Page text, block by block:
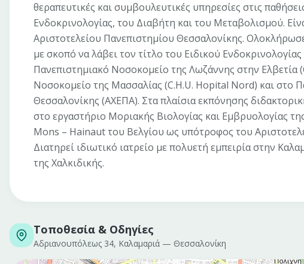
θεραπευτικές και συμβουλευτικές υπηρεσίες στις
Ενδοκρινολογίας, του Διαβήτη και του Μεταβολισμού.
Αριστοτελείου Πανεπιστημίου Θεσσαλονίκης.
με σκοπό να λάβει τον τίτλο του Ειδικού
Πανεπιστημιακό Νοσοκομείο της Λωζάννης στην Ελβετία
Νοσοκομείο της Μασσαλίας (C.H.U. Hopital Nord) και στο
Θεσσαλονίκης (ΑΧΕΠΑ). Στα πλαίσια εκπόνησης
στο εργαστήριο Μοριακής Βιολογίας και Εμβρυολογίας
Mons – Hainaut του Βελγίου ως υπότροφος του
Διατηρεί ιδιωτικό ιατρείο με πολυετή εμπειρία στην
της Χαλκιδικής.
Τοποθεσία & Οδηγίες
Αδριανουπόλεως 34, Καλαμαριά — Θεσσαλονίκη